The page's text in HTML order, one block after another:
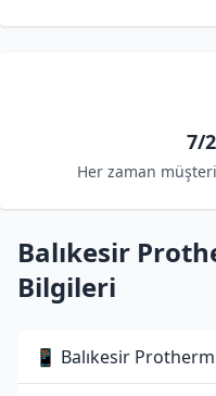
7/
Her zaman
Balıkesir
Bilgileri
📱 Balıkesir